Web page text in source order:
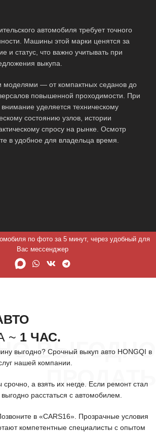
автомобиля требует точного
Машины этой марки ценятся за
и статус, что важно учитывать при
выкупа.
моделями — от компактных седанов до
повышенной проходимости. При
внимание уделяется техническому
состоянию узлов, истории
спросу на рынке. Осмотр
в удобное для владельца время.
по фото за 5 минут, через удобный для
Вас мессенджер
ВЫГОДНО
ПРОДАТЬ
~ 1 ЧАС.
выгодно? Срочный выкуп авто HONGQI в
нашей компании.
срочно, а взять их негде. Если ремонт стал
расстаться с автомобилем.
в «CARS16». Прозрачные условия
компетентные специалисты с опытом